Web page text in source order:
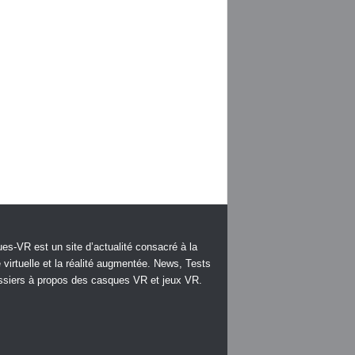
VR est un site d’actualité consacré à la
virtuelle et la réalité augmentée. News, Tests
à propos des casques VR et jeux VR.